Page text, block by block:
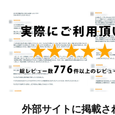
外部サイトに掲載さ